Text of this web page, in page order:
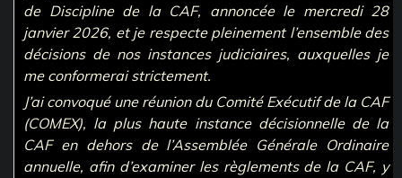
de Discipline de la CAF, annoncée le mercredi 28
janvier 2026, et je respecte pleinement l’ensemble des
décisions de nos instances judiciaires, auxquelles je
me conformerai strictement.
J’ai convoqué une réunion du Comité Exécutif de la CAF
(COMEX), la plus haute instance décisionnelle de la
CAF en dehors de l’Assemblée Générale Ordinaire
annuelle, afin d’examiner les règlements de la CAF, y